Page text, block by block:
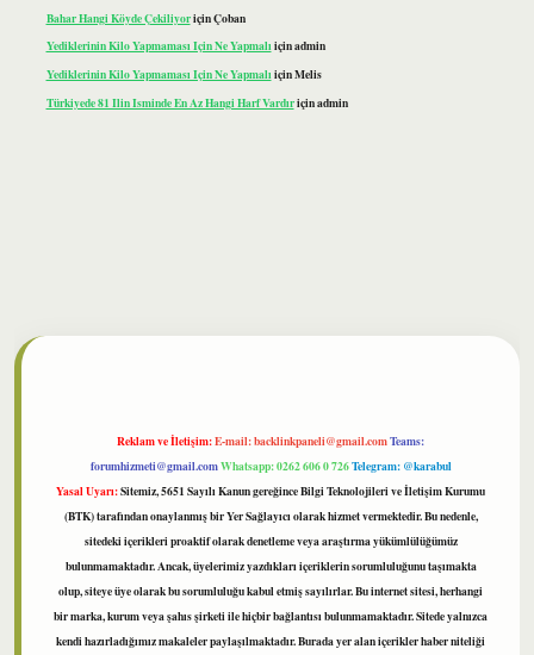
Bahar Hangi Köyde ÇekiliyoriçinÇoban
Yediklerinin Kilo Yapmaması Için Ne Yapmalıiçinadmin
Yediklerinin Kilo Yapmaması Için Ne YapmalıiçinMelis
Türkiyede 81 Ilin Isminde En Az Hangi Harf Vardıriçinadmin
Reklam ve İletişim:E-mail:backlinkpaneli@gmail.comTeams:
forumhizmeti@gmail.comWhatsapp: 0262 606 0 726Telegram: @karabul
Yasal Uyarı:Sitemiz, 5651 Sayılı Kanun gereğince Bilgi Teknolojileri ve İletişim Kurumu
(BTK) tarafından onaylanmış bir Yer Sağlayıcı olarak hizmet vermektedir. Bu nedenle,
sitedeki içerikleri proaktif olarak denetleme veya araştırma yükümlülüğümüz
bulunmamaktadır. Ancak, üyelerimiz yazdıkları içeriklerin sorumluluğunu taşımakta
olup, siteye üye olarak bu sorumluluğu kabul etmiş sayılırlar. Bu internet sitesi, herhangi
bir marka, kurum veya şahıs şirketi ile hiçbir bağlantısı bulunmamaktadır. Sitede yalnızca
kendi hazırladığımız makaleler paylaşılmaktadır. Burada yer alan içerikler haber niteliği